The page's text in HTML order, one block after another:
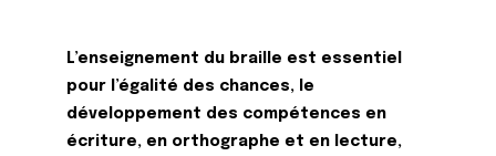
L’enseignement du braille est essentiel
pour l’égalité des chances, le
développement des compétences en
écriture, en orthographe et en lecture,